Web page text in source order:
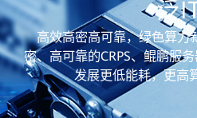
泛
高效高密高可靠，绿色算力
密、高可靠的CRPS、鲲鹏服
发展更低能耗，更高